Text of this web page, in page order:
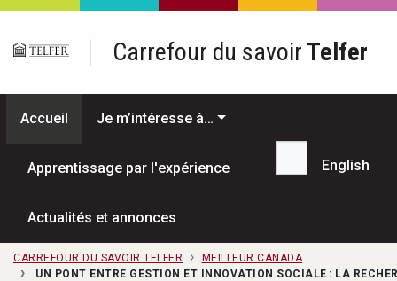
Passer au contenu principal
Carrefour du savoir Telfer
Accueil Je m’intéresse à…
Apprentissage par l'expérience
Actualités et annonces
Recherche...
English
CARREFOUR DU SAVOIR TELFER
MEILLEUR CANADA
UN PONT ENTRE GESTION ET INNOVATION SOCIALE : LA